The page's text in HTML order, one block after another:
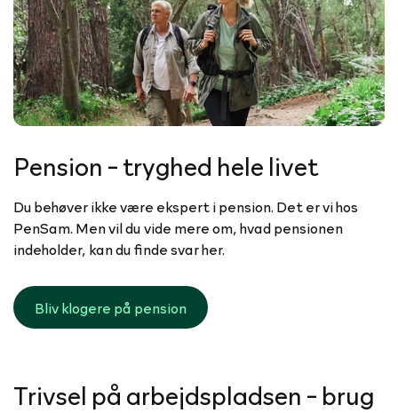
Pension - tryghed hele livet
Du behøver ikke være ekspert i pension. Det er vi hos
PenSam. Men vil du vide mere om, hvad pensionen
indeholder, kan du finde svar her.
Bliv klogere på pension
Trivsel på arbejdspladsen - brug